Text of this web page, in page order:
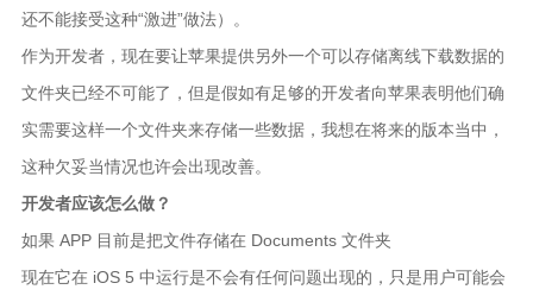
还不能接受这种“激进”做法）。
作为开发者，现在要让苹果提供另外一个可以存储离线下载数据的
文件夹已经不可能了，但是假如有足够的开发者向苹果表明他们确
实需要这样一个文件夹来存储一些数据，我想在将来的版本当中，
这种欠妥当情况也许会出现改善。
开发者应该怎么做？
如果 APP 目前是把文件存储在 Documents 文件夹
现在它在 iOS 5 中运行是不会有任何问题出现的，只是用户可能会